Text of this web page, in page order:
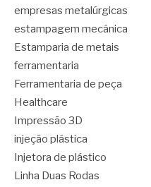
empresas metalúrgicas
estampagem mecânica
Estamparia de metais
ferramentaria
Ferramentaria de peça
Healthcare
Impressão 3D
injeção plástica
Injetora de plástico
Linha Duas Rodas